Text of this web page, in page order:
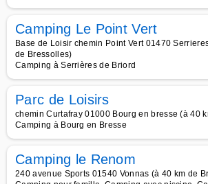
Camping Le Point Vert
Base de Loisir chemin Point Vert 01470
de Bressolles)
Camping à Serrières de Briord
Parc de Loisirs
chemin Curtafray 01000 Bourg en bresse (à 40
Camping à Bourg en Bresse
Camping le Renom
240 avenue Sports 01540 Vonnas (à 40 km de